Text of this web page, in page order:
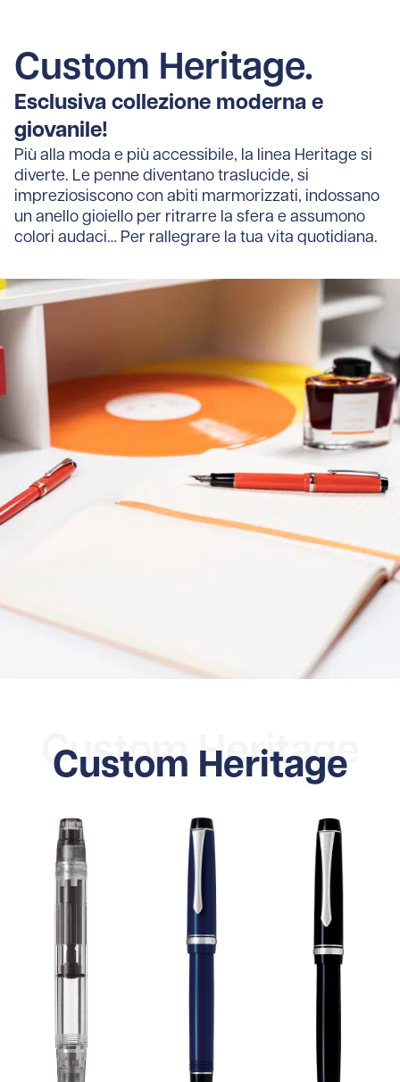
Custom Heritage.
Esclusiva collezione moderna e
giovanile!
Più alla moda e più accessibile, la linea Heritage si
diverte. Le penne diventano traslucide, si
impreziosiscono con abiti marmorizzati, indossano
un anello gioiello per ritrarre la sfera e assumono
colori audaci… Per rallegrare la tua vita quotidiana.
Custom Heritage
Custom Heritage